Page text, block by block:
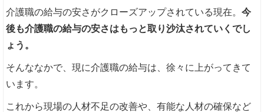
介護職の給与の安さがクローズアップされている現在。今
後も介護職の給与の安さはもっと取り沙汰されていくでし
ょう。
そんななかで、現に介護職の給与は、徐々に上がってきて
います。
これから現場の人材不足の改善や、有能な人材の確保など